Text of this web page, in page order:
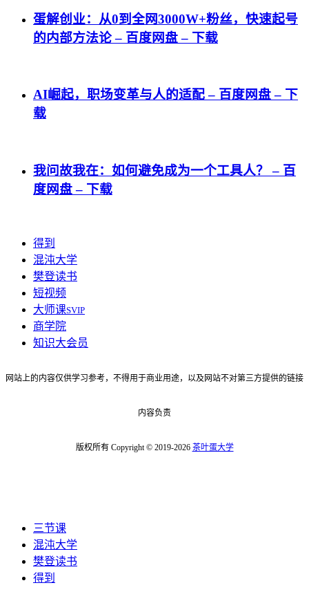
蛋解创业：从0到全网3000W+粉丝，快速起号
的内部方法论 – 百度网盘 – 下载
AI崛起，职场变革与人的适配 – 百度网盘 – 下
载
我问故我在：如何避免成为一个工具人？ – 百
度网盘 – 下载
得到
混沌大学
樊登读书
短视频
大师课SVIP
商学院
知识大会员
网站上的内容仅供学习参考，不得用于商业用途，以及网站不对第三方提供的链接
内容负责
版权所有 Copyright © 2019-2026 茶叶蛋大学
三节课
混沌大学
樊登读书
得到